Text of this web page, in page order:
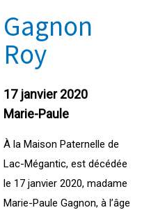
Gagnon
Roy
17 janvier 2020
Marie-Paule
À la Maison Paternelle de
Lac-Mégantic, est décédée
le 17 janvier 2020, madame
Marie-Paule Gagnon, à l’âge